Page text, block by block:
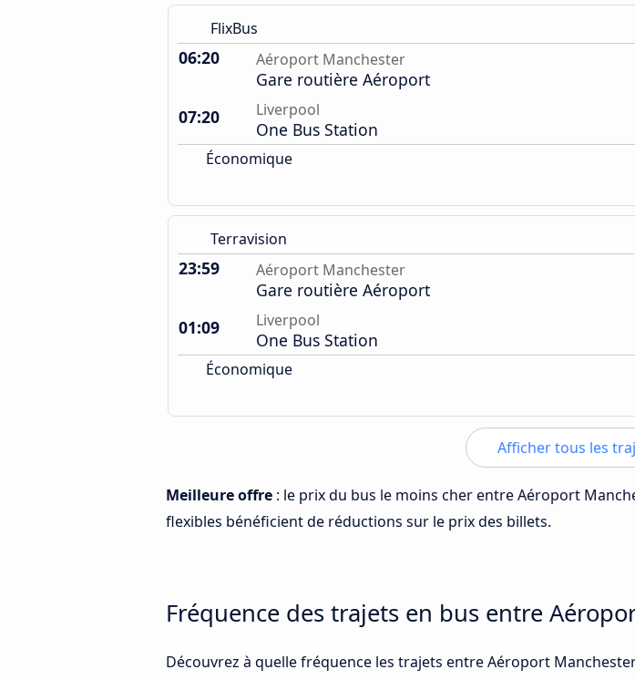
FlixBus
06:20 Aéroport Manchester
Gare routière Aéroport
07:20
Liverpool
One Bus Station
Économique
Terravision
23:59 Aéroport Manchester
Gare routière Aéroport
01:09
Liverpool
One Bus Station
Économique
Afficher tous les
Meilleure offre : le prix du bus le moins cher entre Aéroport
flexibles bénéficient de réductions sur le prix des billets.
Fréquence des trajets en bus entre
Découvrez à quelle fréquence les trajets entre Aéroport